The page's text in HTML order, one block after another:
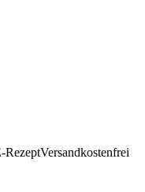
RezeptVersandkostenfrei